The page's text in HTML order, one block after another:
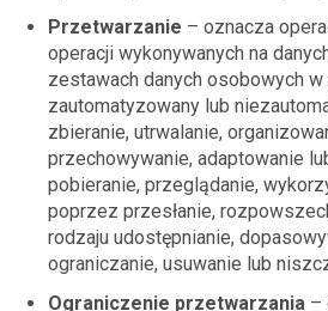
Przetwarzanie – oznacza
operacji wykonywanych na
zestawach danych osobowych
zautomatyzowany lub
zbieranie, utrwalanie,
przechowywanie, adaptowanie
pobieranie, przeglądanie,
poprzez przesłanie,
rodzaju udostępnianie,
ograniczanie, usuwanie lub
Ograniczenie przetwarzania –